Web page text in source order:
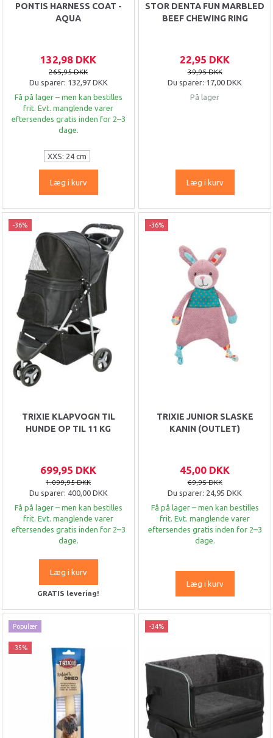
PONTIS HARNESS COAT -
AQUA
132,98 DKK
265,95 DKK
Du sparer: 132,97 DKK
Få på lager – men kan bestilles
frit. Evt. manglende varer
eftersendes gratis inden for 2–3
dage.
XXS: 24 cm
Læg i kurv
STOR DENTA FUN MARBLED
BEEF CHEWING RING
22,95 DKK
39,95 DKK
Du sparer: 17,00 DKK
På lager
Læg i kurv
-36%
TRIXIE KLAPVOGN TIL
HUNDE OP TIL 11 KG
699,95 DKK
1.099,95 DKK
Du sparer: 400,00 DKK
Få på lager – men kan bestilles
frit. Evt. manglende varer
eftersendes gratis inden for 2–3
dage.
Læg i kurv
GRATIS levering!
-36%
TRIXIE JUNIOR SLASKE
KANIN (OUTLET)
45,00 DKK
69,95 DKK
Du sparer: 24,95 DKK
Få på lager – men kan bestilles
frit. Evt. manglende varer
eftersendes gratis inden for 2–3
dage.
Læg i kurv
Populær
-35%
-34%